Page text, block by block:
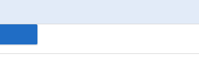
nevajag, mainamu kolektora garumu nevajag, degvielas iesprici
un ar gaazi, tad nevajadzes ne gaisa meritajus, ne zondes